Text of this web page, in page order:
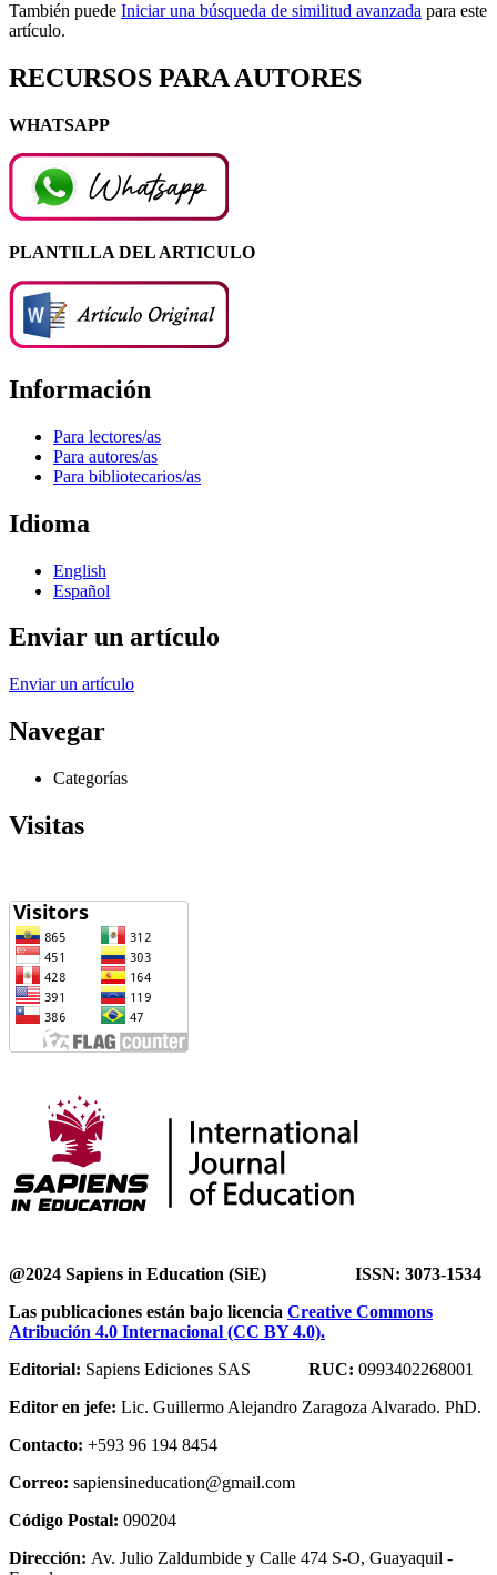
También puede Iniciar una búsqueda de similitud avanzada para este
artículo.
RECURSOS PARA AUTORES
WHATSAPP
PLANTILLA DEL ARTICULO
Información
Para lectores/as
Para autores/as
Para bibliotecarios/as
Idioma
English
Español
Enviar un artículo
Enviar un artículo
Navegar
Categorías
Visitas
@2024 Sapiens in Education (SiE) ISSN: 3073-1534
Las publicaciones están bajo licencia Creative Commons
Atribución 4.0 Internacional (CC BY 4.0).
Editorial: Sapiens Ediciones SAS RUC: 0993402268001
Editor en jefe: Lic. Guillermo Alejandro Zaragoza Alvarado. PhD.
Contacto: +593 96 194 8454
Correo: sapiensineducation@gmail.com
Código Postal: 090204
Dirección: Av. Julio Zaldumbide y Calle 474 S-O, Guayaquil -